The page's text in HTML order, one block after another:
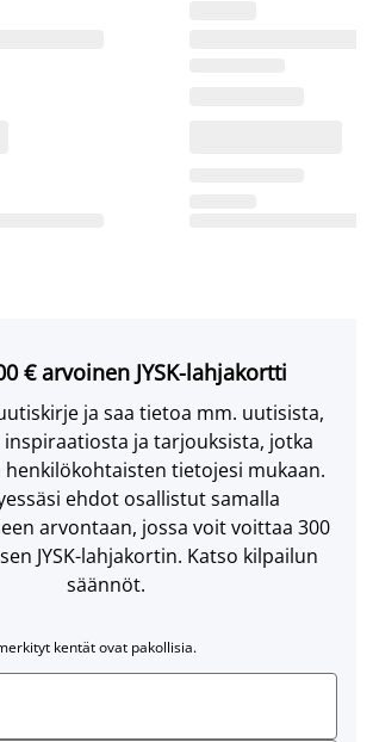
€ arvoinen JYSK-lahjakortti
uutiskirje ja saa tietoa mm. uutisista,
inspiraatiosta ja tarjouksista, jotka
tietojesi mukaan.
ehdot osallistut samalla
arvontaan, jossa voit voittaa 300
JYSK-lahjakortin. Katso kilpailun
säännöt.
kentät ovat pakollisia.